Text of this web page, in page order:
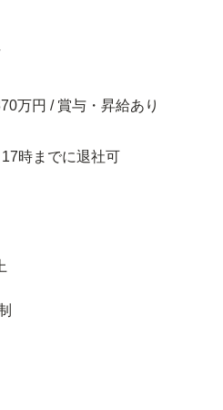
万円 / 賞与・昇給あり
時までに退社可